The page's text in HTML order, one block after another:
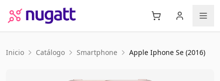
Inicio Catálogo Smartphone Apple Iphone Se (2016)